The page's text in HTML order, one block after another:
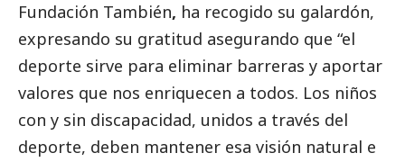
Fundación También, ha recogido su galardón,
expresando su gratitud asegurando que “el
deporte sirve para eliminar barreras y aportar
valores que nos enriquecen a todos. Los niños
con y sin discapacidad, unidos a través del
deporte, deben mantener esa visión natural e